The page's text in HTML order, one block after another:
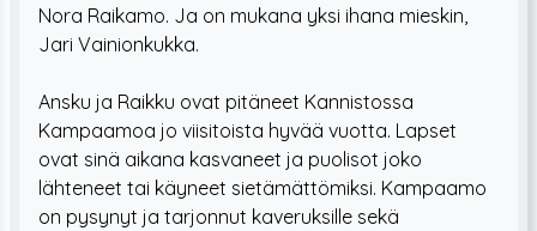
Nora Raikamo. Ja on mukana yksi ihana mieskin,
Jari Vainionkukka.
Ansku ja Raikku ovat pitäneet Kannistossa
Kampaamoa jo viisitoista hyvää vuotta. Lapset
ovat sinä aikana kasvaneet ja puolisot joko
lähteneet tai käyneet sietämättömiksi. Kampaamo
on pysynyt ja tarjonnut kaveruksille sekä